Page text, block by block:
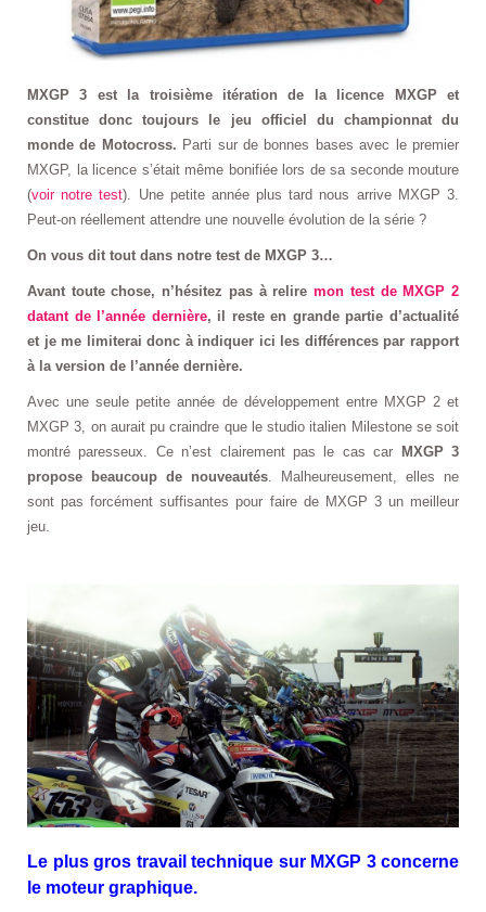
MXGP 3 est la troisième itération de la licence MXGP et
constitue donc toujours le jeu officiel du championnat du
monde de Motocross. Parti sur de bonnes bases avec le premier
MXGP, la licence s’était même bonifiée lors de sa seconde mouture
(voir notre test). Une petite année plus tard nous arrive MXGP 3.
Peut-on réellement attendre une nouvelle évolution de la série ?
On vous dit tout dans notre test de MXGP 3…
Avant toute chose, n’hésitez pas à reliremon test de MXGP 2
datant de l’année dernière, il reste en grande partie d’actualité
et je me limiterai donc à indiquer ici les différences par rapport
à la version de l’année dernière.
Avec une seule petite année de développement entre MXGP 2 et
MXGP 3, on aurait pu craindre que le studio italien Milestone se soit
montré paresseux. Ce n’est clairement pas le cas car MXGP 3
propose beaucoup de nouveautés . Malheureusement, elles ne
sont pas forcément suffisantes pour faire de MXGP 3 un meilleur
jeu.
Le plus gros travail technique sur MXGP 3 concerne
le moteur graphique.